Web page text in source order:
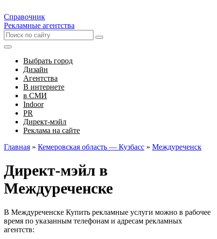
Справочник
Рекламные агентства
Выбрать город
Дизайн
Агентства
В интернете
в СМИ
Indoor
PR
Директ-мэйл
Реклама на сайте
Главная » Кемеровская область — Кузбасс » Междуреченск
Директ-мэйл в
Междуреченске
В Междуреченске Купить рекламные услуги можно в рабочее
время по указанным телефонам и адресам рекламных
агентств: